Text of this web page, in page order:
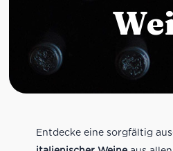
Entdecke eine sorgfältig